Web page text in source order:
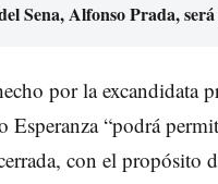
Sena, Alfonso Prada,
por la excandidata
Esperanza “podrá
con el propósito